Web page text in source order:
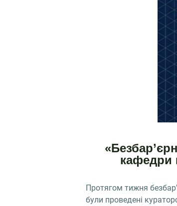
кафедри
Протягом тижня
були проведені